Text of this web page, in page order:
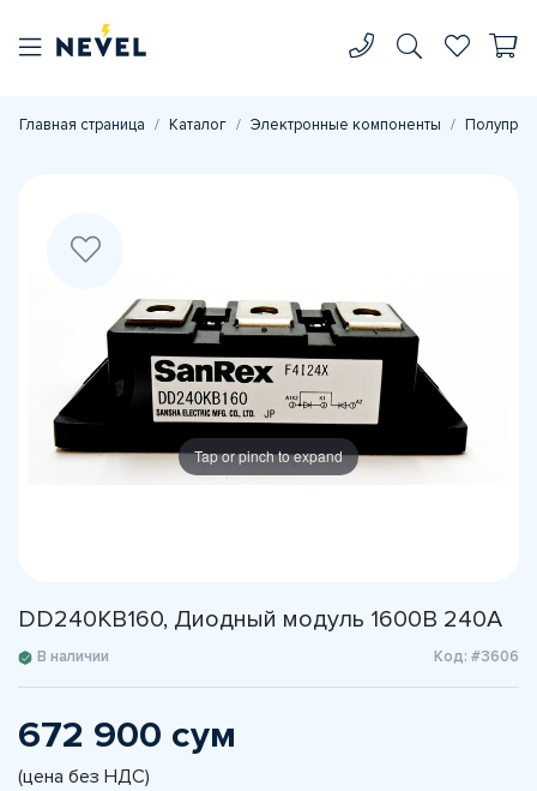
Главная страница Каталог Электронные компоненты
Tap or pinch to expand
DD240KB160, Диодный модуль 1600В 240А
В наличии Код: #3606
672 900 сум
(цена без НДС)